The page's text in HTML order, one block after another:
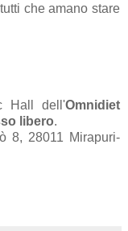
che amano stare
Hall dell'Omnidiet
libero.
8, 28011 Mirapuri-